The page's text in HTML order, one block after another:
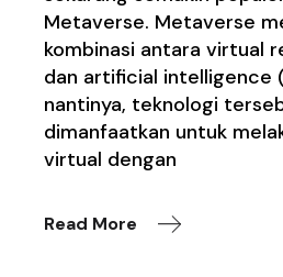
Metaverse. Metaverse
kombinasi antara virtual
dan artificial intelligence
nantinya, teknologi
dimanfaatkan untuk
virtual dengan
Read More